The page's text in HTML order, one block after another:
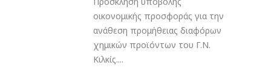
οικονομικής προσφοράς για την
ανάθεση προμήθειας διαφόρων
χημικών προϊόντων του Γ.Ν.
Κιλκίς....